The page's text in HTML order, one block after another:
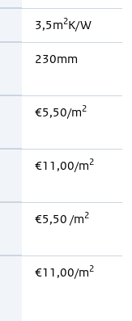
3,5m2K/W
230mm
€5,50/m2
€11,00/m2
€5,50 /m2
€11,00/m2